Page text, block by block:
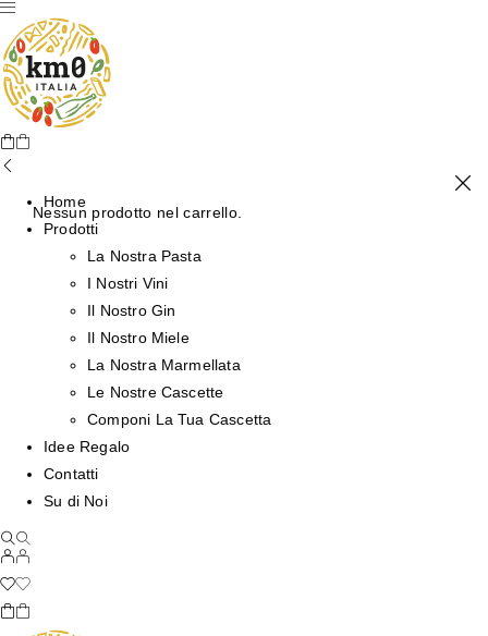
Nessun prodotto nel carrello.
Home
Prodotti
La Nostra Pasta
I Nostri Vini
Il Nostro Gin
Il Nostro Miele
La Nostra Marmellata
Le Nostre Cascette
Componi La Tua Cascetta
Idee Regalo
Contatti
Su di Noi